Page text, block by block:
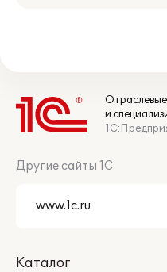
Отраслевые
и
Другие сайты 1С
Каталог